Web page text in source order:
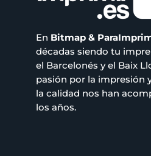
En Bitmap &
décadas siendo tu
el Barcelonés y el Baix
pasión por la impresión
la calidad nos han
los años.